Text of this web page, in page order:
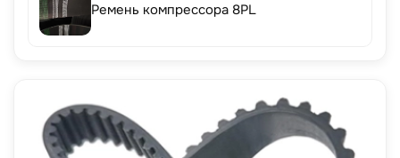
Ремень компрессора 8PL